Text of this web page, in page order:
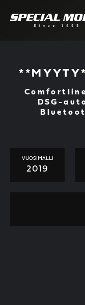
DSG-
VUOSIMALLI
2019